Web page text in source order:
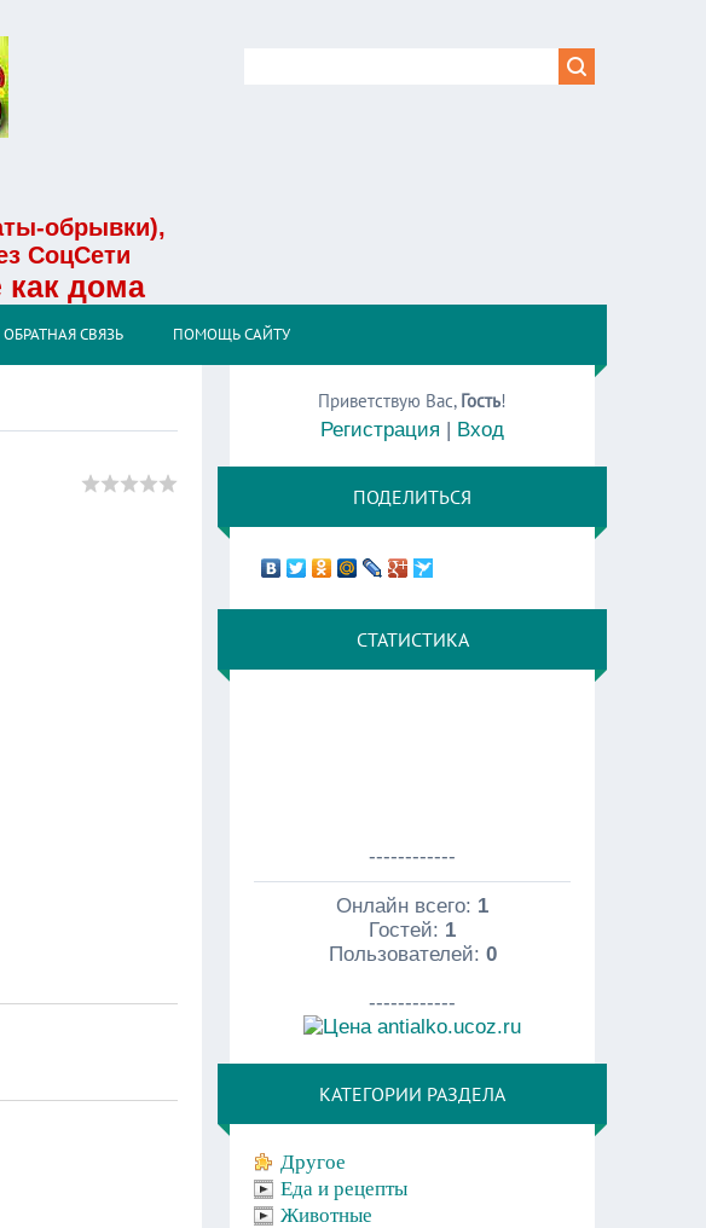
обрывки),
СоцСети
как дома
ОБРАТНАЯ СВЯЗЬ ПОМОЩЬ САЙТУ
Приветствую Вас, Гость!
Регистрация | Вход
ПОДЕЛИТЬСЯ
СТАТИСТИКА
------------
Онлайн всего: 1
Гостей: 1
Пользователей: 0
------------
КАТЕГОРИИ РАЗДЕЛА
Другое
Еда и рецепты
Животные